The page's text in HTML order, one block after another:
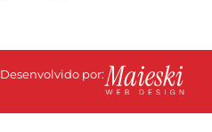
Desenvolvido por: